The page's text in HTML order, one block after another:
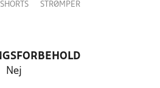
SHORTS STRØMPER
Nej